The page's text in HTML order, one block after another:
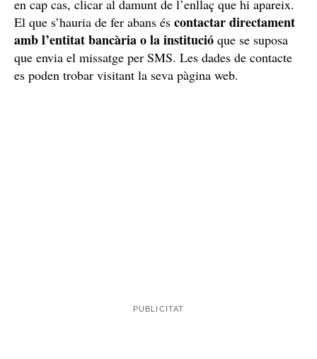
en cap cas, clicar al damunt de l’enllaç que hi apareix.
El que s’hauria de fer abans és contactar directament
amb l’entitat bancària o la institució que se suposa
que envia el missatge per SMS. Les dades de contacte
es poden trobar visitant la seva pàgina web.